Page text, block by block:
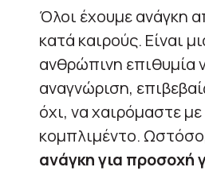
Όλοι έχουμε ανάγκη
κατά καιρούς. Είναι
ανθρώπινη επιθυμία
αναγνώριση,
όχι, να χαιρόμαστε με
κομπλιμέντο.
ανάγκη για προσοχή